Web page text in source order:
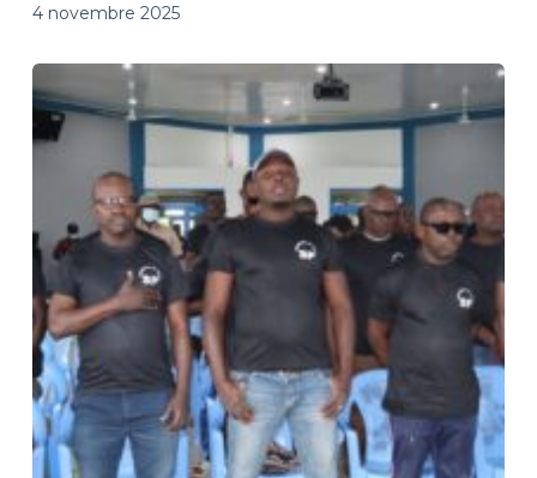
4 novembre 2025